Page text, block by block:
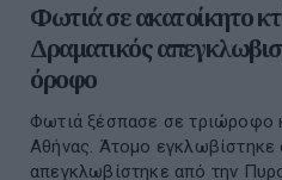
Φωτιά σε ακατοίκητο
Δραματικός
όροφο
Φωτιά ξέσπασε σε τριώροφο
Αθήνας. Άτομο
απεγκλωβίστηκε από την